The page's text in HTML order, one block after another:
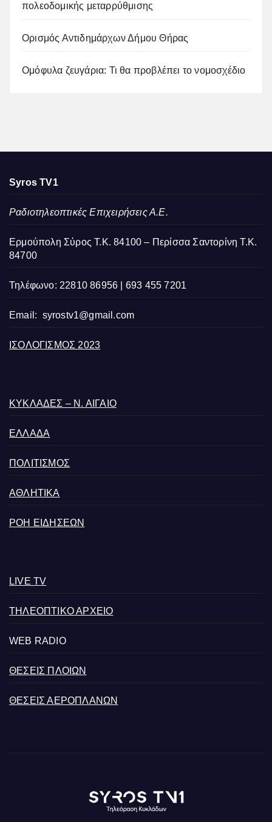
πολεοδομικής μεταρρύθμισης
Ορισμός Αντιδημάρχων Δήμου Θήρας
Ομόφυλα ζευγάρια: Τι θα προβλέπει το νομοσχέδιο
Syros TV1
Ραδιοτηλεοπτικές Επιχειρήσεις Α.Ε.
Ερμούπολη Σύρος Τ.Κ. 84100 – Περίσσα Σαντορίνη Τ.Κ.
84700
Τηλέφωνο: 22810 86956 | 693 455 7201
Email: syrostv1@gmail.com
ΙΣΟΛΟΓΙΣΜΟΣ 2023
ΚΥΚΛΑΔΕΣ – Ν. ΑΙΓΑΙΟ
ΕΛΛΑΔΑ
ΠΟΛΙΤΙΣΜΟΣ
ΑΘΛΗΤΙΚΑ
ΡΟΗ ΕΙΔΗΣΕΩΝ
LIVE TV
ΤΗΛΕΟΠΤΙΚΟ ΑΡΧΕΙΟ
WEB RADIO
ΘΕΣΕΙΣ ΠΛΟΙΩΝ
ΘΕΣΕΙΣ ΑΕΡΟΠΛΑΝΩΝ